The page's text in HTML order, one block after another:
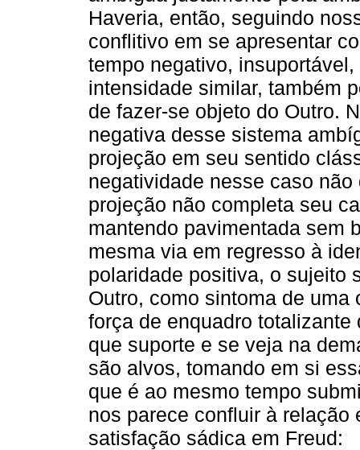
Haveria, então, seguindo
conflitivo em se apresentar
tempo negativo,
intensidade similar, também
de fazer-se objeto do Outro.
negativa desse sistema
projeção em seu sentido
negatividade nesse caso
projeção não completa seu
mantendo pavimentada sem
mesma via em regresso à
polaridade positiva, o sujeito
Outro, como sintoma de
força de enquadro
que suporte e se veja na
são alvos, tomando em si
que é ao mesmo tempo
nos parece confluir à
satisfação sádica em Freud: